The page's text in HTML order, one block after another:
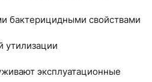
бактерицидными свойствами
утилизации
эксплуатационные